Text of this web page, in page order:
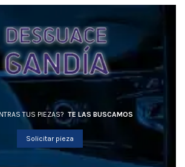
TUS PIEZAS? TE LAS BUSCAMOS
Solicitar pieza